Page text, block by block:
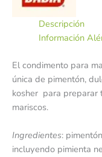
Descripción
Información
El condimento para
única de pimentón,
kosher para preparar
mariscos.
Ingredientes:
incluyendo pimienta